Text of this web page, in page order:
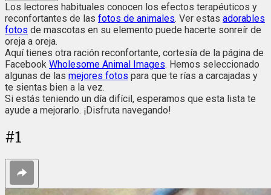
Los lectores habituales conocen los efectos terapéuticos y
reconfortantes de las fotos de animales. Ver estas adorables
fotos de mascotas en su elemento puede hacerte sonreír de
oreja a oreja.
Aquí tienes otra ración reconfortante, cortesía de la página de
Facebook Wholesome Animal Images. Hemos seleccionado
algunas de las mejores fotos para que te rías a carcajadas y
te sientas bien a la vez.
Si estás teniendo un día difícil, esperamos que esta lista te
ayude a mejorarlo. ¡Disfruta navegando!
#1